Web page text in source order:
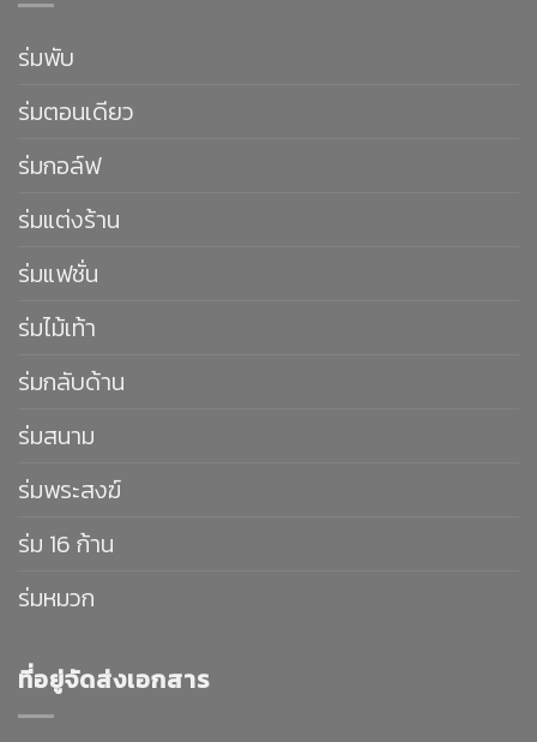
ร่มพับ
ร่มตอนเดียว
ร่มกอล์ฟ
ร่มแต่งร้าน
ร่มแฟชั่น
ร่มไม้เท้า
ร่มกลับด้าน
ร่มสนาม
ร่มพระสงฆ์
ร่ม 16 ก้าน
ร่มหมวก
ที่อยู่จัดส่งเอกสาร